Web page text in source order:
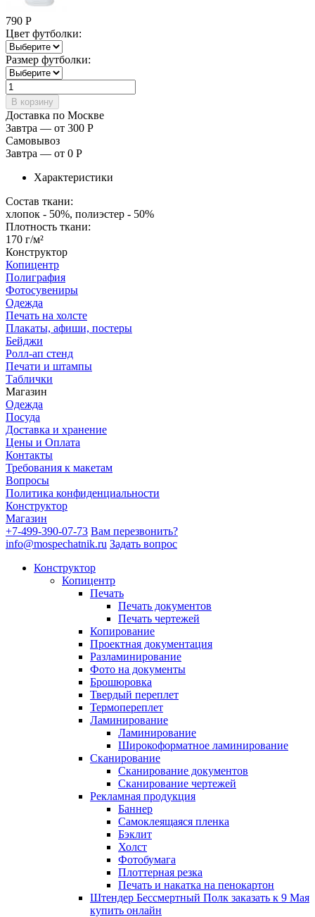
790 Р
Цвет футболки:
Размер футболки:
Доставка по Москве
Завтра — от 300 Р
Самовывоз
Завтра — от 0 Р
Характеристики
Состав ткани:
хлопок - 50%, полиэстер - 50%
Плотность ткани:
170 г/м²
Конструктор
Копицентр
Полиграфия
Фотосувениры
Одежда
Печать на холсте
Плакаты, афиши, постеры
Бейджи
Ролл-ап стенд
Печати и штампы
Таблички
Магазин
Одежда
Посуда
Доставка и хранение
Цены и Оплата
Контакты
Требования к макетам
Вопросы
Политика конфиденциальности
Конструктор
Магазин
+7-499-390-07-73 Вам перезвонить?
info@mospechatnik.ru Задать вопрос
Конструктор
Копицентр
Печать
Печать документов
Печать чертежей
Копирование
Проектная документация
Разламинирование
Фото на документы
Брошюровка
Твердый переплет
Термопереплет
Ламинирование
Ламинирование
Широкоформатное ламинирование
Сканирование
Сканирование документов
Сканирование чертежей
Рекламная продукция
Баннер
Самоклеящаяся пленка
Бэклит
Холст
Фотобумага
Плоттерная резка
Печать и накатка на пенокартон
Штендер Бессмертный Полк заказать к 9 Мая
купить онлайн